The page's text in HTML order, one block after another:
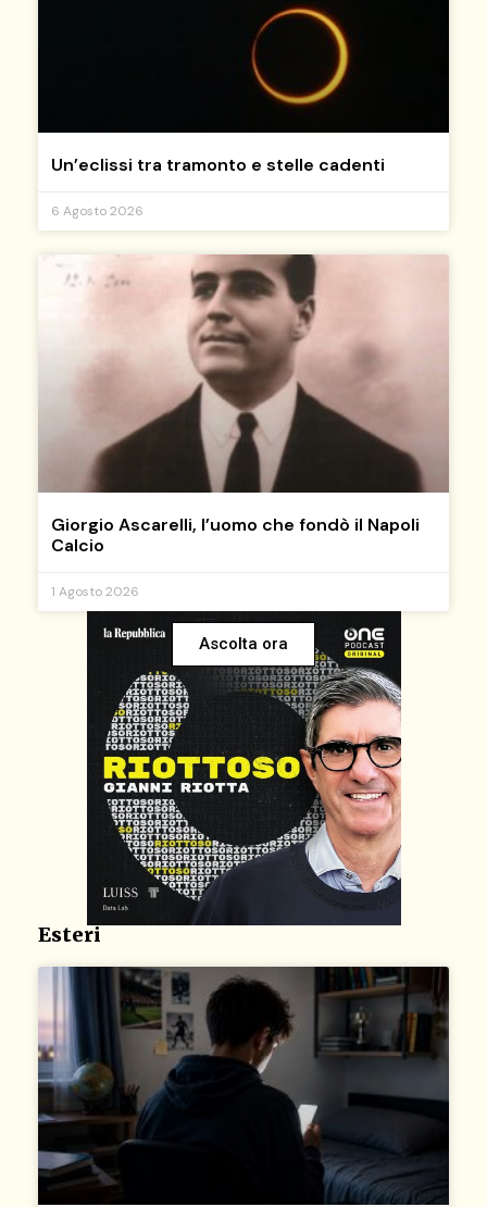
Un’eclissi tra tramonto e stelle cadenti
6 Agosto 2026
Giorgio Ascarelli, l’uomo che fondò il Napoli
Calcio
1 Agosto 2026
Ascolta ora
Esteri